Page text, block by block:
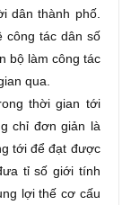
dân thành phố.
công tác dân số
bộ làm công tác
qua.
thời gian tới
chỉ đơn giản là
tới để đạt được
tỉ số giới tính
lợi thế cơ cấu